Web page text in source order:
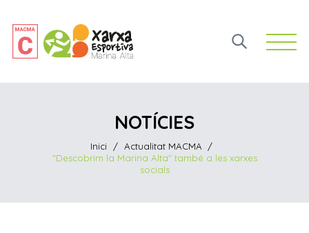
Open
NOTÍCIES
Inici / Actualitat MACMA
/
"Descobrim la Marina Alta" també a les xarxes
socials